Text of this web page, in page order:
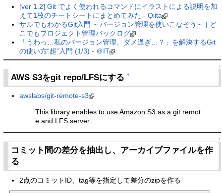
[ver 1.2] Git でよく使われるコマンドにイラストによる説明を加
えて1枚のチートシートにまとめてみた - Qiita
サルでもわかるGit入門 ～バージョン管理を使いこなそう～ | ど
こでもプロジェクト管理バックログ
「うわっ…私のバージョン管理、ダメ過ぎ…？」を解決するGit
の使い方“超”入門 (1/3) - ＠IT
↑
AWS S3をgit repo/LFSにする†
awslabs/git-remote-s3
This library enables to use Amazon S3 as a git remot
e and LFS server.
↑
コミット間の差分を抽出し、アーカイブファイルを作
る†
2点のコミットID、tag等を指定して差分のzipを作る